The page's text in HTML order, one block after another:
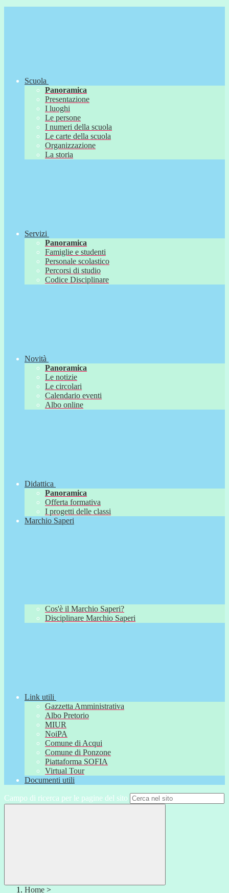
Scuola
Panoramica
Presentazione
I luoghi
Le persone
I numeri della scuola
Le carte della scuola
Organizzazione
La storia
Servizi
Panoramica
Famiglie e studenti
Personale scolastico
Percorsi di studio
Codice Disciplinare
Novità
Panoramica
Le notizie
Le circolari
Calendario eventi
Albo online
Didattica
Panoramica
Offerta formativa
I progetti delle classi
Marchio Saperi
Cos'è il Marchio Saperi?
Disciplinare Marchio Saperi
Link utili
Gazzetta Amministrativa
Albo Pretorio
MIUR
NoiPA
Comune di Acqui
Comune di Ponzone
Piattaforma SOFIA
Virtual Tour
Documenti utili
Campo di ricerca per le pagine del sito
Home >